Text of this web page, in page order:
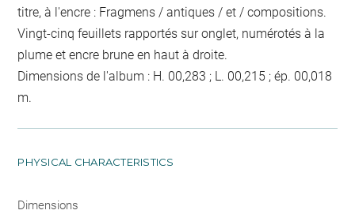
titre, à l'encre : Fragmens / antiques / et / compositions.
Vingt-cinq feuillets rapportés sur onglet, numérotés à la
plume et encre brune en haut à droite.
Dimensions de l'album : H. 00,283 ; L. 00,215 ; ép. 00,018
m.
PHYSICAL CHARACTERISTICS
Dimensions